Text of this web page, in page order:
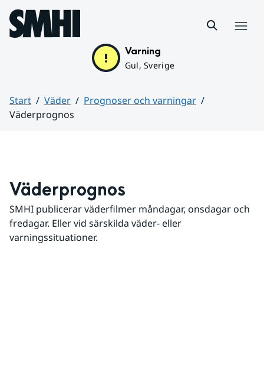
Hoppa till sidans innehåll
Varning
Gul, Sverige
Start Väder
Prognoser och varningar
Väderprognos
Väderprognos
SMHI publicerar väderfilmer måndagar, onsdagar och
fredagar. Eller vid särskilda väder- eller
varningssituationer.